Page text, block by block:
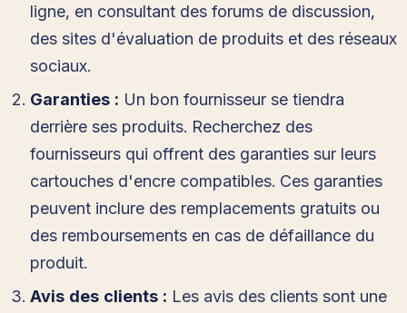
ligne, en consultant des forums de discussion,
des sites d'évaluation de produits et des réseaux
sociaux.
Garanties : Un bon fournisseur se tiendra
derrière ses produits. Recherchez des
fournisseurs qui offrent des garanties sur leurs
cartouches d'encre compatibles. Ces garanties
peuvent inclure des remplacements gratuits ou
des remboursements en cas de défaillance du
produit.
Avis des clients : Les avis des clients sont une